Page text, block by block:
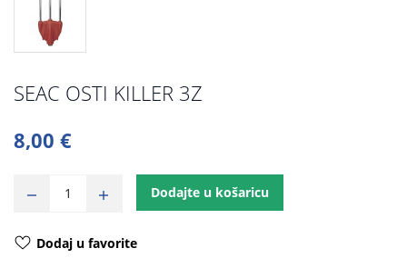
SEAC OSTI KILLER 3Z
8,00 €
Dodajte u košaricu
Dodaj u favorite